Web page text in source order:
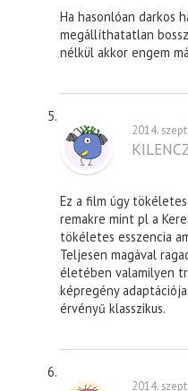
Ha hasonlóan darkos
megállíthatatlan
nélkül akkor engem
2014.
Ez a film úgy
remakre mint pl a
tökéletes esszencia
Teljesen magával
életében valamilyen
képregény
érvényű klasszikus.
2014.